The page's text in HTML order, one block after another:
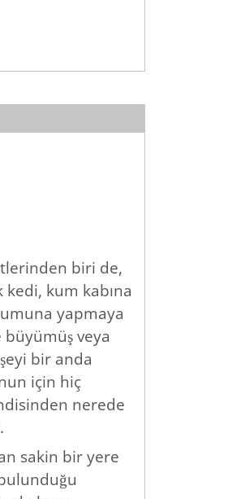
biri de,
kum kabına
yapmaya
veya
bir anda
için hiç
nerede
sakin bir yere